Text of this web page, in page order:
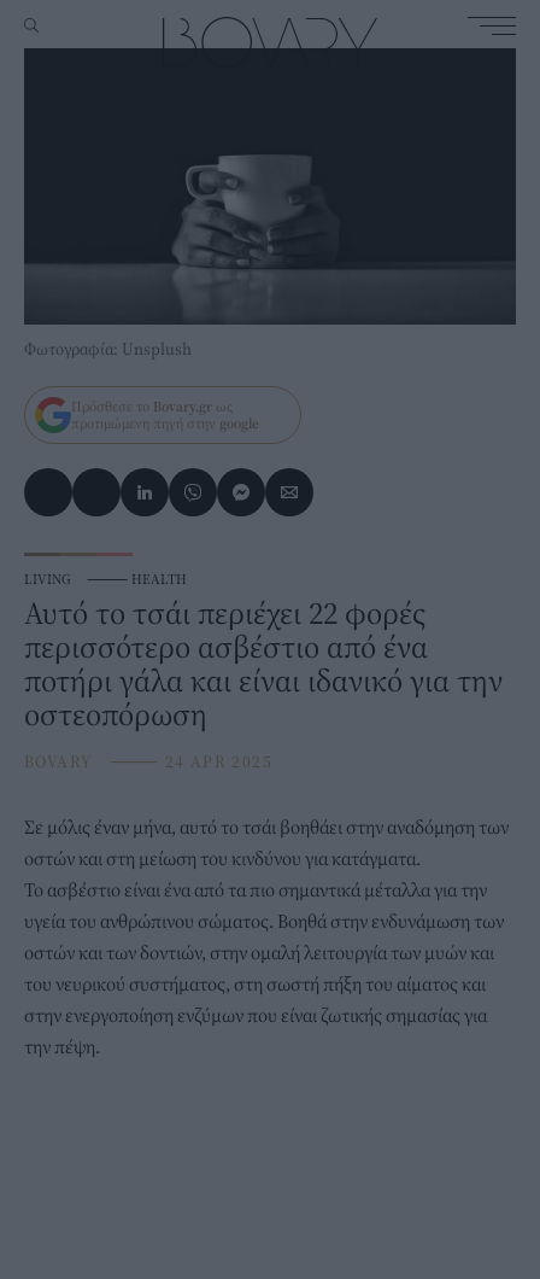
Φωτογραφία: Unsplush
Πρόσθεσε το Bovary.gr ως
προτιμώμενη πηγή στην google
LIVING ⸻ HEALTH
Αυτό το τσάι περιέχει 22 φορές
περισσότερο ασβέστιο από ένα
ποτήρι γάλα και είναι ιδανικό για την
οστεοπόρωση
BOVARY ⸻ 24 APR 2025
Σε μόλις έναν μήνα, αυτό τοτσάι βοηθάει στην αναδόμηση των
οστών και στη μείωση του κινδύνου για κατάγματα.
Το ασβέστιο είναι ένα από τα πιο σημαντικά μέταλλα για την
υγεία του ανθρώπινου σώματος. Βοηθά στην ενδυνάμωση των
οστών και των δοντιών, στην ομαλή λειτουργία των μυών και
του νευρικού συστήματος, στη σωστή πήξη του αίματος και
στην ενεργοποίηση ενζύμων που είναι ζωτικής σημασίας για
την πέψη.